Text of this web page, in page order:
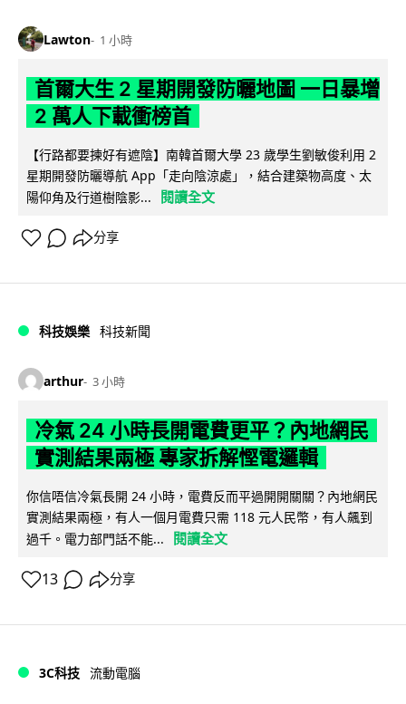
Lawton 1 小時
首爾大生 2 星期開發防曬地圖 一日暴增
2 萬人下載衝榜首
【行路都要揀好有遮陰】南韓首爾大學 23 歲學生劉敏俊利用 2
星期開發防曬導航 App「走向陰涼處」，結合建築物高度、太
陽仰角及行道樹陰影...
閱讀全文
分享
科技娛樂 科技新聞
arthur 3 小時
冷氣 24 小時長開電費更平？內地網民
實測結果兩極 專家拆解慳電邏輯
你信唔信冷氣長開 24 小時，電費反而平過開開關關？內地網民
實測結果兩極，有人一個月電費只需 118 元人民幣，有人飆到
過千。電力部門話不能...
閱讀全文
13 分享
3C科技 流動電腦